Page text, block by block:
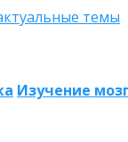
Изучение